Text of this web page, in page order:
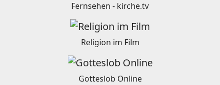
Fernsehen - kirche.tv
Religion im Film
Gotteslob Online